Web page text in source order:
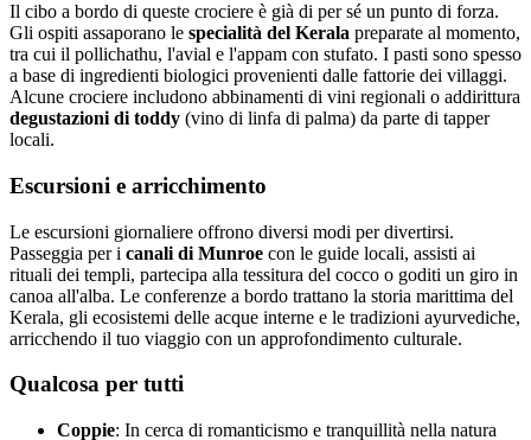
Il cibo a bordo di queste crociere è già di per sé un punto di forza.
Gli ospiti assaporano le specialità del Kerala preparate al momento,
tra cui il pollichathu, l'avial e l'appam con stufato. I pasti sono spesso
a base di ingredienti biologici provenienti dalle fattorie dei villaggi.
Alcune crociere includono abbinamenti di vini regionali o addirittura
degustazioni di toddy (vino di linfa di palma) da parte di tapper
locali.
Escursioni e arricchimento
Le escursioni giornaliere offrono diversi modi per divertirsi.
Passeggia per i canali di Munroe con le guide locali, assisti ai
rituali dei templi, partecipa alla tessitura del cocco o goditi un giro in
canoa all'alba. Le conferenze a bordo trattano la storia marittima del
Kerala, gli ecosistemi delle acque interne e le tradizioni ayurvediche,
arricchendo il tuo viaggio con un approfondimento culturale.
Qualcosa per tutti
Coppie: In cerca di romanticismo e tranquillità nella natura